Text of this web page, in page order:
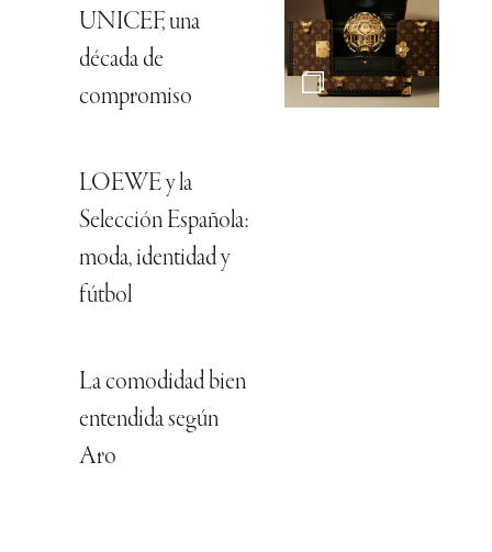
UNICEF, una
década de
compromiso
LOEWE y la
Selección Española:
moda, identidad y
fútbol
La comodidad bien
entendida según
Aro